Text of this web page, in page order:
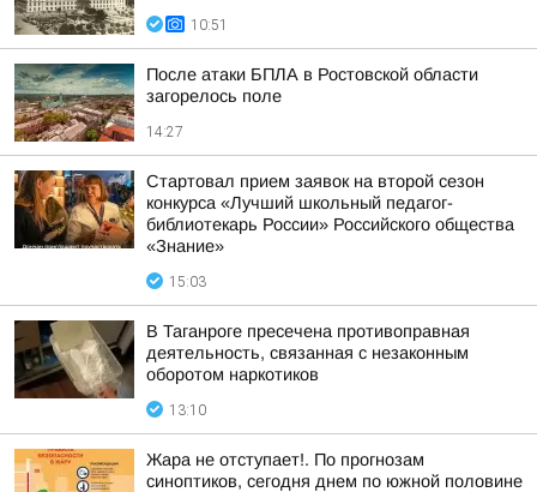
10:51
После атаки БПЛА в Ростовской области
загорелось поле
14:27
Стартовал прием заявок на второй сезон
конкурса «Лучший школьный педагог-
библиотекарь России» Российского общества
«Знание»
15:03
В Таганроге пресечена противоправная
деятельность, связанная с незаконным
оборотом наркотиков
13:10
Жара не отступает!. По прогнозам
синоптиков, сегодня днем по южной половине